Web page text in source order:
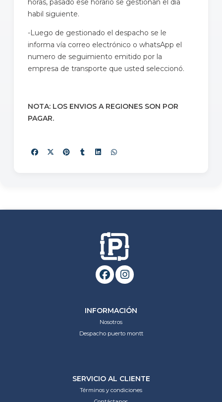
horas, pasado ese horario se gestionan el dia
habil siguiente.
-Luego de gestionado el despacho se le
informa vía correo electrónico o whatsApp el
numero de seguimiento emitido por la
empresa de transporte que usted seleccionó.
NOTA: LOS ENVIOS A REGIONES SON POR
PAGAR.
INFORMACIÓN
Nosotros
Despacho puerto montt
SERVICIO AL CLIENTE
Términos y condiciones